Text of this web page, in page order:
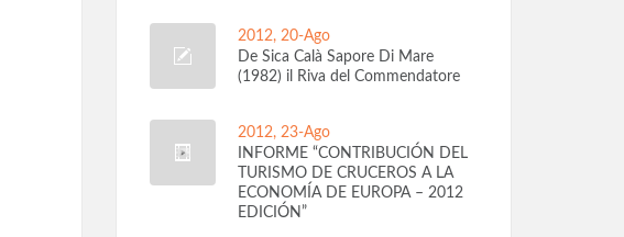
2012, 20-Ago
De Sica Calà Sapore Di Mare
(1982) il Riva del Commendatore
2012, 23-Ago
INFORME “CONTRIBUCIÓN DEL
TURISMO DE CRUCEROS A LA
ECONOMÍA DE EUROPA – 2012
EDICIÓN”